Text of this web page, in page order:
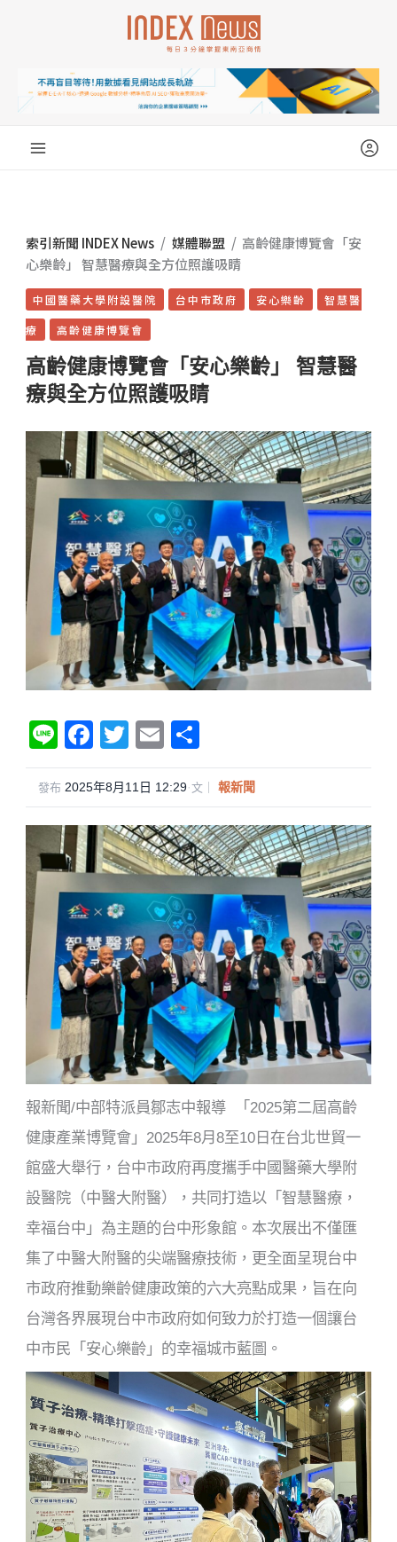
索引新聞 INDEX News / 媒體聯盟 / 高齡健康博覽會「安
心樂齡」 智慧醫療與全方位照護吸睛
中國醫藥大學附設醫院 台中市政府 安心樂齡
智慧醫
療
高齡健康博覽會
高齡健康博覽會「安心樂齡」 智慧醫
療與全方位照護吸睛
Li
n
e
F
a
c
e
b
o
o
k
T
wi
tt
er
E
m
ail
享
發布 2025年8月11日 12:29·文｜ 報新聞
報新聞/中部特派員鄒志中報導 「2025第二屆高齡
健康產業博覽會」2025年8月8至10日在台北世貿一
館盛大舉行，台中市政府再度攜手中國醫藥大學附
設醫院（中醫大附醫），共同打造以「智慧醫療，
幸福台中」為主題的台中形象館。本次展出不僅匯
集了中醫大附醫的尖端醫療技術，更全面呈現台中
市政府推動樂齡健康政策的六大亮點成果，旨在向
台灣各界展現台中市政府如何致力於打造一個讓台
中市民「安心樂齡」的幸福城市藍圖。